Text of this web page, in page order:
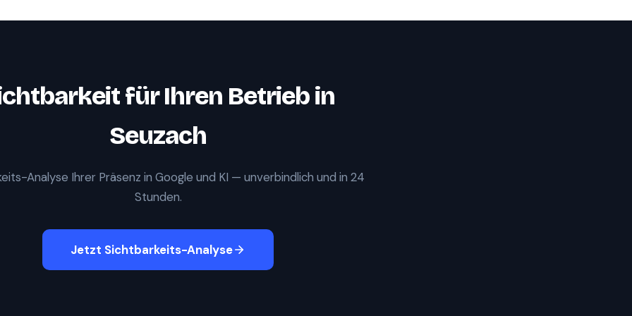
für Ihren Betrieb in
Seuzach
Analyse Ihrer Präsenz in Google und KI — unverbindlich und in 24
Stunden.
Jetzt Sichtbarkeits-Analyse